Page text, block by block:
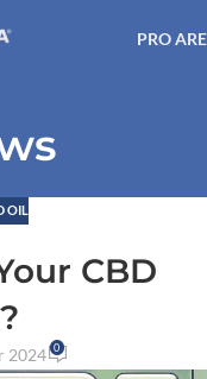
PRO
OIL
CBD
2024 0